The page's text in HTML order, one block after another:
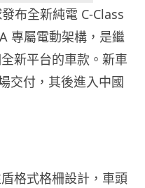
布全新純電 C-Class
專屬電動架構，是繼
新平台的車款。新車
交付，其後進入中國
格式格柵設計，車頭